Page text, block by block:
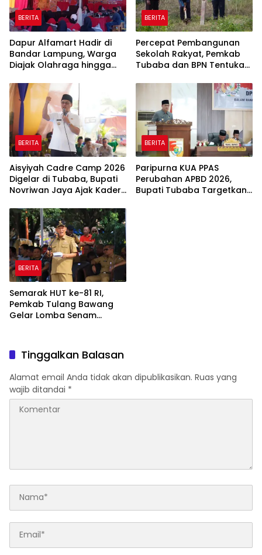
BERITA
Dapur Alfamart Hadir di
Bandar Lampung, Warga
Diajak Olahraga hingga
BERITA
Percepat Pembangunan
Sekolah Rakyat, Pemkab
Tubaba dan BPN Tentukan
BERITA
Aisyiyah Cadre Camp 2026
Digelar di Tubaba, Bupati
Novriwan Jaya Ajak Kader
Pembangunan
BERITA
Paripurna KUA PPAS
Perubahan APBD 2026,
Bupati Tubaba Targetkan
BERITA
Semarak HUT ke-81 RI,
Pemkab Tulang Bawang
Gelar Lomba Senam
Tinggalkan Balasan
Alamat email Anda tidak akan dipublikasikan. Ruas yang
wajib ditandai *